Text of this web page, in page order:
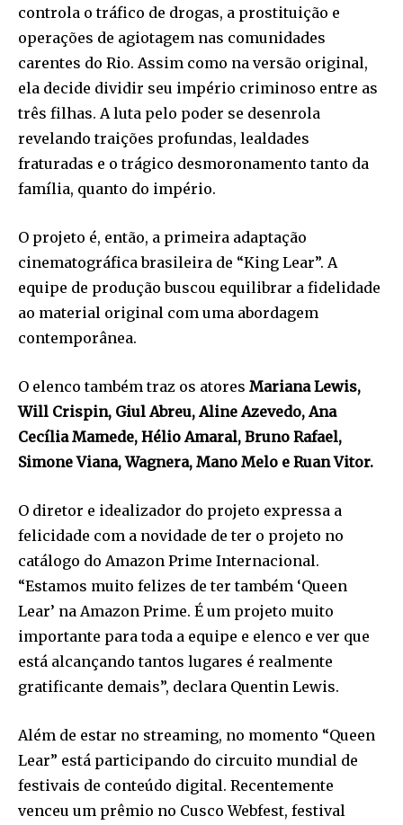
controla o tráfico de drogas, a prostituição e
operações de agiotagem nas comunidades
carentes do Rio. Assim como na versão original,
ela decide dividir seu império criminoso entre as
três filhas. A luta pelo poder se desenrola
revelando traições profundas, lealdades
fraturadas e o trágico desmoronamento tanto da
família, quanto do império.
O projeto é, então, a primeira adaptação
cinematográfica brasileira de “King Lear”. A
equipe de produção buscou equilibrar a fidelidade
ao material original com uma abordagem
contemporânea.
O elenco também traz os atores Mariana Lewis,
Will Crispin, Giul Abreu, Aline Azevedo, Ana
Cecília Mamede, Hélio Amaral, Bruno Rafael,
Simone Viana, Wagnera, Mano Melo e Ruan Vitor.
O diretor e idealizador do projeto expressa a
felicidade com a novidade de ter o projeto no
catálogo do Amazon Prime Internacional.
“Estamos muito felizes de ter também ‘Queen
Lear’ na Amazon Prime. É um projeto muito
importante para toda a equipe e elenco e ver que
está alcançando tantos lugares é realmente
gratificante demais”, declara Quentin Lewis.
Além de estar no streaming, no momento “Queen
Lear” está participando do circuito mundial de
festivais de conteúdo digital. Recentemente
venceu um prêmio no Cusco Webfest, festival